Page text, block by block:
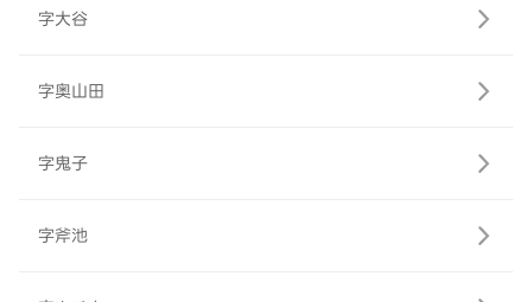
字大谷
字奥山田
字鬼子
字斧池